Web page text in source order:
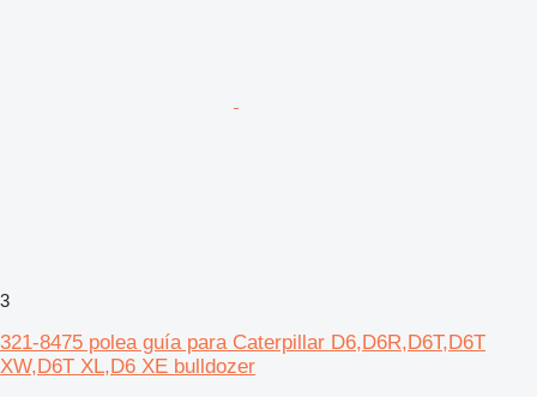
3
321-8475 polea guía para Caterpillar D6,D6R,D6T,D6T
XW,D6T XL,D6 XE bulldozer